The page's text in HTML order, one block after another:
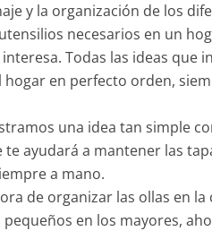
y la organización de los
necesarios en un
Todas las ideas que
en perfecto orden,
una idea tan simple
te ayudará a mantener las
a mano.
de organizar las ollas en la
en los mayores,